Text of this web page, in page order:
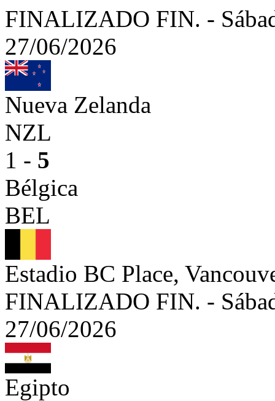
FINALIZADO FIN. -
27/06/2026
Nueva Zelanda
NZL
1 - 5
Bélgica
BEL
Estadio BC Place,
FINALIZADO FIN. -
27/06/2026
Egipto